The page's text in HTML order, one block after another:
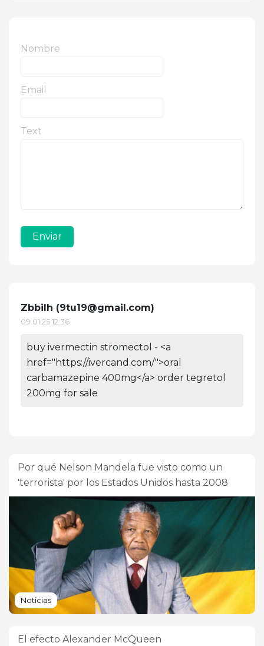
Nombre
Email
Text
Enviar
Zbbilh (9tu19@gmail.com)
09.01.25 12:36
buy ivermectin stromectol - <a
href="https://ivercand.com/">oral
carbamazepine 400mg</a> order tegretol
200mg for sale
Por qué Nelson Mandela fue visto como un
'terrorista' por los Estados Unidos hasta 2008
Noticias
El efecto Alexander McQueen